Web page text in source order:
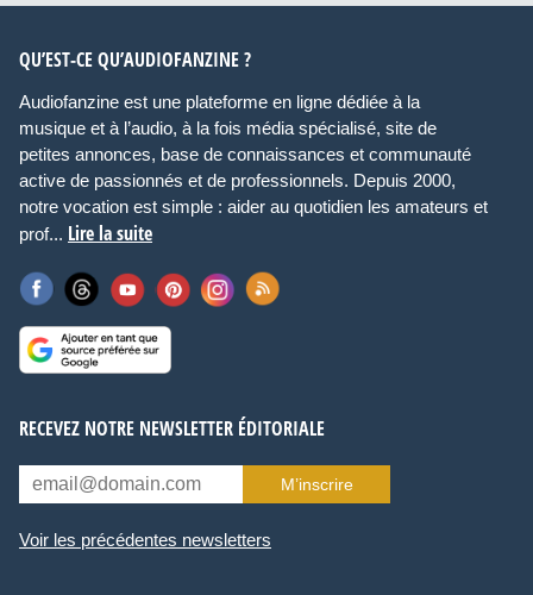
QU’EST-CE QU’AUDIOFANZINE ?
Audiofanzine est une plateforme en ligne dédiée à la
musique et à l’audio, à la fois média spécialisé, site de
petites annonces, base de connaissances et communauté
active de passionnés et de professionnels. Depuis 2000,
notre vocation est simple : aider au quotidien les amateurs et
prof... Lire la suite
RECEVEZ NOTRE NEWSLETTER ÉDITORIALE
M’inscrire
Voir les précédentes newsletters